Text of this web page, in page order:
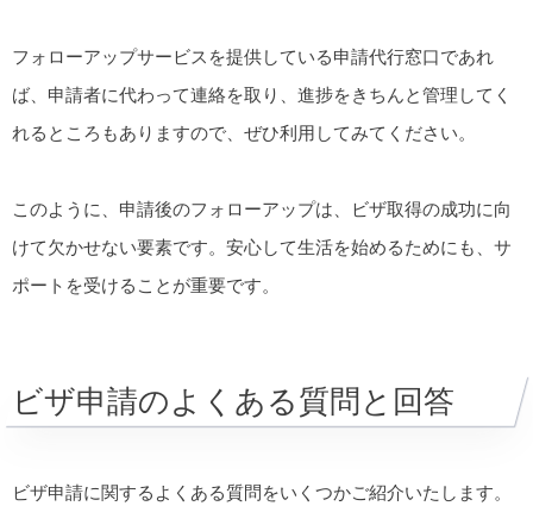
フォローアップサービスを提供している申請代行窓口であれ
ば、申請者に代わって連絡を取り、進捗をきちんと管理してく
れるところもありますので、ぜひ利用してみてください。
このように、申請後のフォローアップは、ビザ取得の成功に向
けて欠かせない要素です。安心して生活を始めるためにも、サ
ポートを受けることが重要です。
ビザ申請のよくある質問と回答
ビザ申請に関するよくある質問をいくつかご紹介いたします。